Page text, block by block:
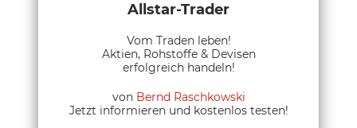
Allstar-Trader
Vom Traden leben!
Aktien, Rohstoffe & Devisen
erfolgreich handeln!
von Bernd Raschkowski
Jetzt informieren und kostenlos testen!